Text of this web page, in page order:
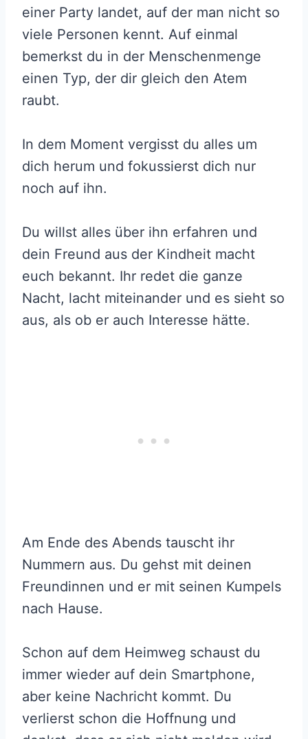
einer Party landet, auf der man nicht so
viele Personen kennt. Auf einmal
bemerkst du in der Menschenmenge
einen Typ, der dir gleich den Atem
raubt.
In dem Moment vergisst du alles um
dich herum und fokussierst dich nur
noch auf ihn.
Du willst alles über ihn erfahren und
dein Freund aus der Kindheit macht
euch bekannt. Ihr redet die ganze
Nacht, lacht miteinander und es sieht so
aus, als ob er auch Interesse hätte.
Am Ende des Abends tauscht ihr
Nummern aus. Du gehst mit deinen
Freundinnen und er mit seinen Kumpels
nach Hause.
Schon auf dem Heimweg schaust du
immer wieder auf dein Smartphone,
aber keine Nachricht kommt. Du
verlierst schon die Hoffnung und